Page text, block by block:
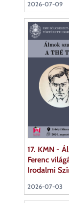
2026-07-09
17. KMN -
Ferenc
Irodalmi
2026-07-03